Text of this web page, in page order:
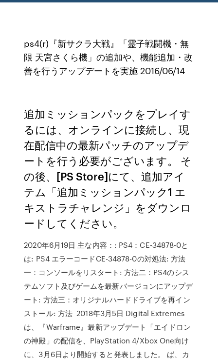
ps4(r)『新サクラ大戦』「霊子戦闘機・無
限 天宮さくら機」の追加や、機能追加・改
善を行うアップデートを実施 2016/06/14
追加ミッションパックをプレイす
るには、オンラインに接続し、現
在配信中の最新パッチのアップデ
ートを行う必要がございます。 そ
の後、[PS Store]にて、追加アイ
テム「追加ミッションパック1 エ
キストラチャレンジ」をダウンロ
ードしてください。
2020年6月19日 主な内容：: PS4：CE-34878-0と
は: PS4 エラーコードCE-34878-0の対処法: 方法
一：コンソールをリスタート: 方法二：PS4のシス
テムソフト及びゲームを最新バージョンにアップデ
ート: 方法三：オリジナルハードドライブを再イン
ストール: 方法 2018年3月5日 Digital Extremes
は、『Warframe』最新アップデート「エイドロン
の神殿」の配信を、PlayStation 4/Xbox One向け
に、3月6日より開始すると発表しました。 ば、カ